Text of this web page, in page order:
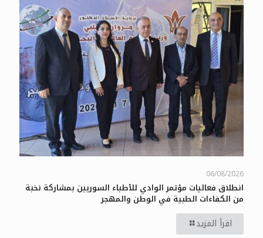
06/08/2026
انطلاق فعاليات مؤتمر الوادي للأطباء السوريين بمشاركة نخبة
من الكفاءات الطبية في الوطن والمهجر
اقرأ المزيد